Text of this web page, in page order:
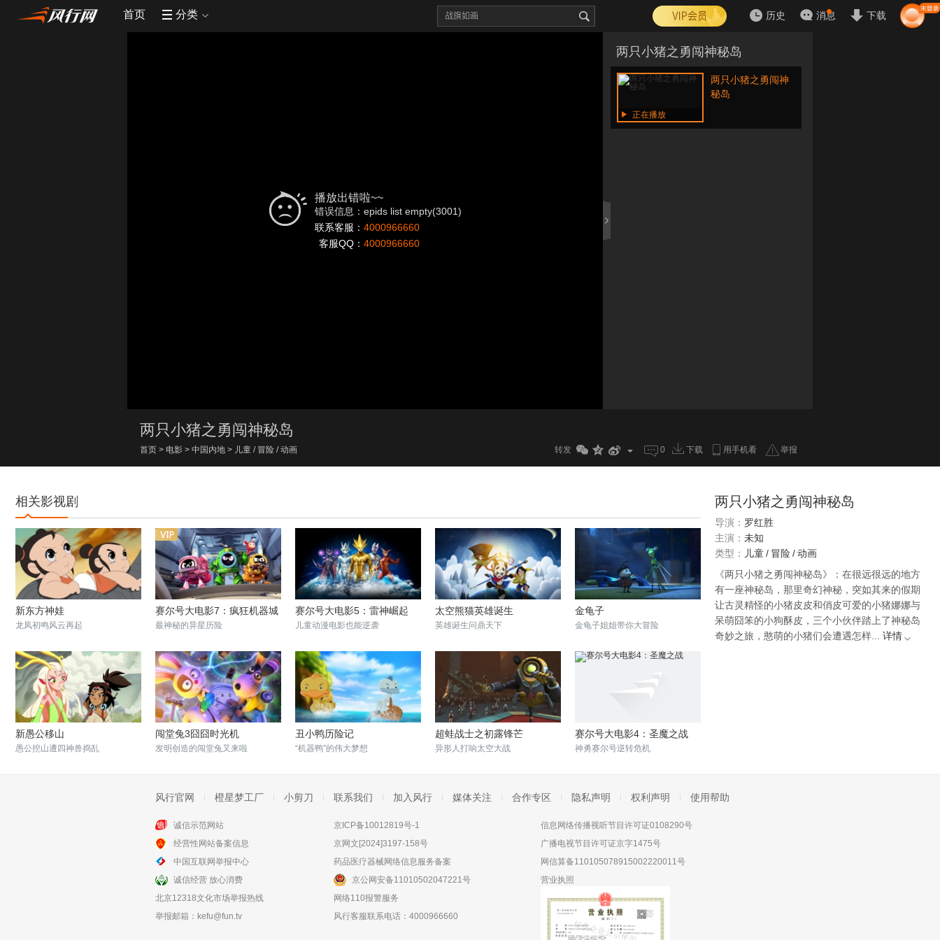
首页 分类 历史 消息 下载
播放出错啦~~
错误信息：epids list empty(3001)
联系客服： 4000966660
客服QQ： 4000966660
两只小猪之勇闯神秘岛
正在播放
两只小猪之勇闯神
秘岛
两只小猪之勇闯神秘岛
首页 > 电影 > 中国内地 > 儿童 / 冒险 / 动画 转发 0 下载 用手机看 举报
相关影视剧
新东方神娃
龙凤初鸣风云再起
赛尔号大电影7：疯狂机器城
最神秘的异星历险
赛尔号大电影5：雷神崛起
儿童动漫电影也能逆袭
太空熊猫英雄诞生
英雄诞生问鼎天下
金龟子
金龟子姐姐带你大冒险
新愚公移山
愚公挖山遭四神兽捣乱
闯堂兔3囧囧时光机
发明创造的闯堂兔又来啦
丑小鸭历险记
“机器鸭”的伟大梦想
超蛙战士之初露锋芒
异形人打响太空大战
赛尔号大电影4：圣魔之战
神勇赛尔号逆转危机
嘻哈英熊
两只小猪之勇闯神秘岛
导演： 罗红胜
主演： 未知
类型： 儿童/ 冒险/动画
《两只小猪之勇闯神秘岛》：在很远很远的地方
有一座神秘岛，那里奇幻神秘，突如其来的假期
让古灵精怪的小猪皮皮和俏皮可爱的小猪娜娜与
呆萌囧笨的小狗酥皮，三个小伙伴踏上了神秘岛
奇妙之旅，憨萌的小猪们会遭遇怎样...
详情
风行官网 橙星梦工厂 小剪刀 联系我们 加入风行 媒体关注 合作专区 隐私声明 权利声明 使用帮助
诚信示范网站
经营性网站备案信息
中国互联网举报中心
诚信经营 放心消费
北京12318文化市场举报热线
举报邮箱： kefu@fun.tv
京ICP备10012819号-1
京网文[2024]3197-158号
药品医疗器械网络信息服务备案
京公网安备11010502047221号
网络110报警服务
风行客服联系电话：4000966660
信息网络传播视听节目许可证0108290号
广播电视节目许可证京字1475号
网信算备110105078915002220011号
营业执照